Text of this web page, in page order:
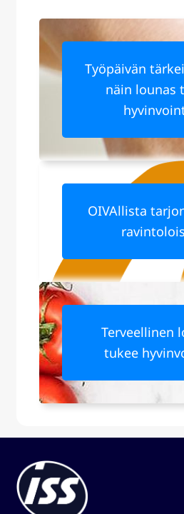
Työpäivän
näin lounas
OIVAllista
Terveellinen
tukee